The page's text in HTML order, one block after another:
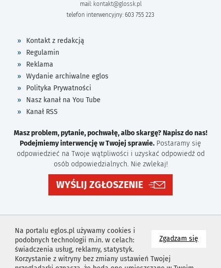
Zgadzam się
Na portalu eglos.pl używamy cookies i
podobnych technologii m.in. w celach:
świadczenia usług, reklamy, statystyk.
Korzystanie z witryny bez zmiany ustawień Twojej
mail: kontakt@glossk.pl
telefon interwencyjny: 603 755 223
Kontakt z redakcją
Regulamin
Reklama
Wydanie archiwalne eglos
Polityka Prywatności
Nasz kanał na You Tube
Kanał RSS
Masz problem, pytanie, pochwałę, albo skargę? Napisz do nas!
Podejmiemy interwencję w Twojej sprawie. Postaramy się
odpowiedzieć na Twoje wątpliwości i uzyskać odpowiedź od
osób odpowiedzialnych. Nie zwlekaj!
WYŚLIJ ZGŁOSZENIE